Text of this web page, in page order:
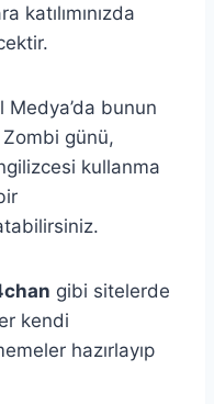
katılımınızda
bunun
günü,
kullanma
gibi sitelerde
kendi
hazırlayıp